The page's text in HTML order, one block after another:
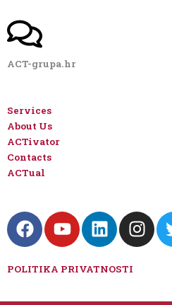
ACT-grupa.hr
Services
About Us
ACTivator
Contacts
ACTual
F
a
c
e
Y
o
u
t
L
i
n
k
I
n
s
POLITIKA PRIVATNOSTI